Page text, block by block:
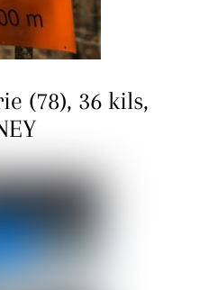
(78), 36 kils,